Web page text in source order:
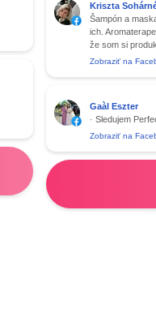
Kriszta
Šampón a
ich.
že som si
Zobraziť na
Gaàl Eszter
· Sledujem
Zobraziť na